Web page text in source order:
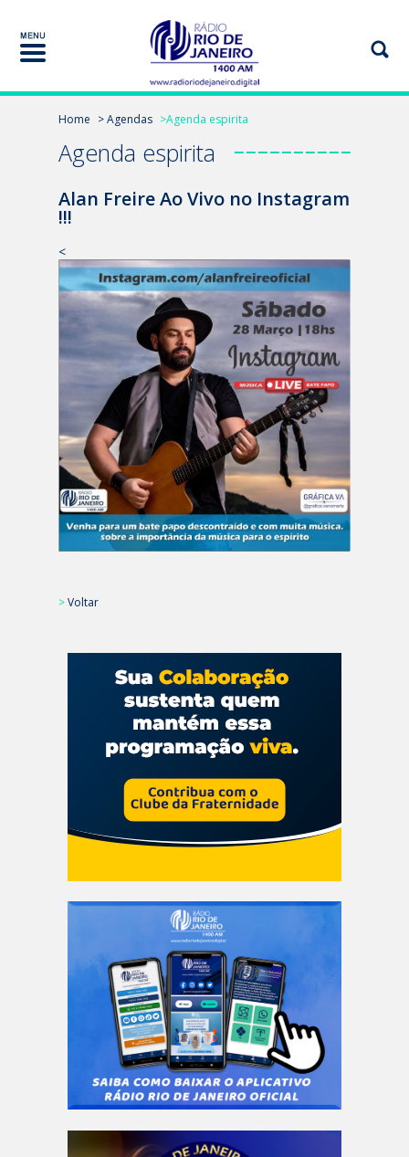
Home > Agendas >Agenda espirita
Agenda espirita
Alan Freire Ao Vivo no Instagram
!!!
<
>Voltar